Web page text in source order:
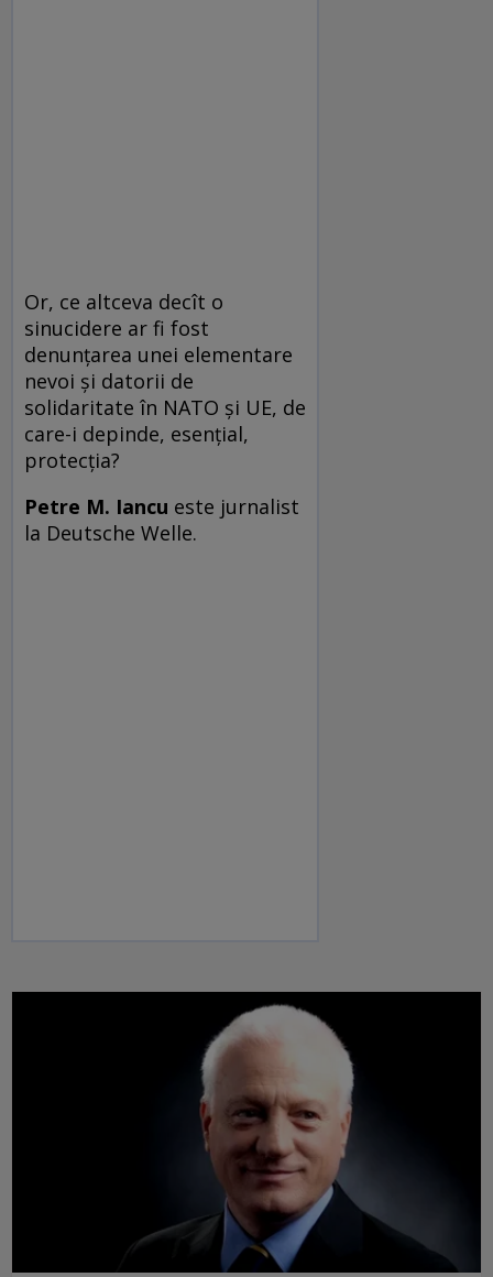
Or, ce altceva decît o
sinucidere ar fi fost
denunţarea unei elementare
nevoi şi datorii de
solidaritate în NATO şi UE, de
care-i depinde, esenţial,
protecţia?
Petre M. Iancu este jurnalist
la Deutsche Welle.